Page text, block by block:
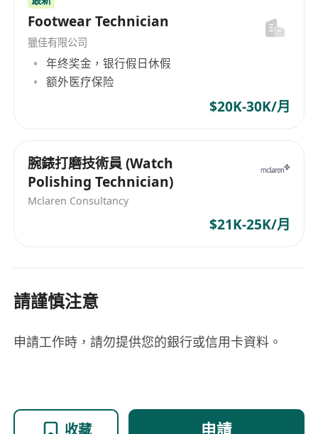
Footwear Technician
獵佳有限公司
年终奖金，银行假日休假
额外医疗保险
$20K-30K/月
腕錶打磨技術員 (Watch
Polishing Technician)
Mclaren Consultancy
$21K-25K/月
請謹慎注意
申請工作時，請勿提供您的銀行或信用卡資料。
收藏 申請